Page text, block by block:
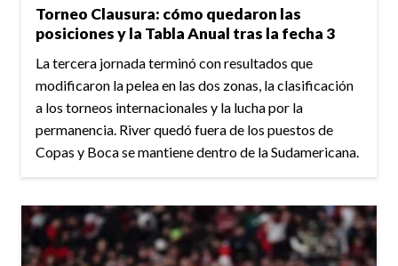
Torneo Clausura: cómo quedaron las
posiciones y la Tabla Anual tras la fecha 3
La tercera jornada terminó con resultados que
modificaron la pelea en las dos zonas, la clasificación
a los torneos internacionales y la lucha por la
permanencia. River quedó fuera de los puestos de
Copas y Boca se mantiene dentro de la Sudamericana.